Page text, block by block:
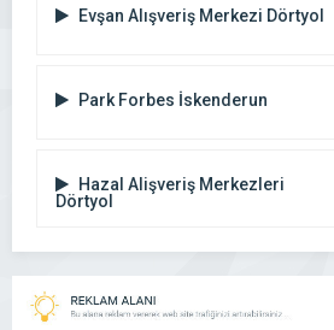
Evşan Alışveriş Merkezi Dörtyol
Park Forbes İskenderun
Hazal Alişveriş Merkezleri
Dörtyol